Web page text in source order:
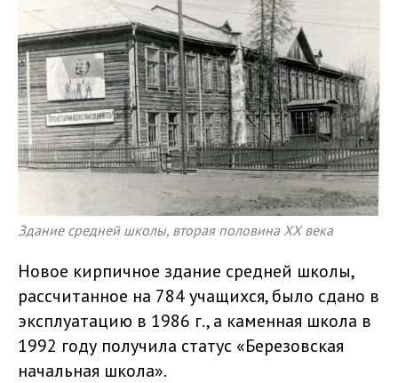
Здание средней школы, вторая половина ХХ века
Новое кирпичное здание средней школы,
рассчитанное на 784 учащихся, было сдано в
эксплуатацию в 1986 г., а каменная школа в
1992 году получила статус «Березовская
начальная школа».